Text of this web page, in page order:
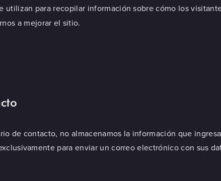
utilizan para recopilar información sobre cómo los
a mejorar el sitio.
de contacto, no almacenamos la información que
para enviar un correo electrónico con sus